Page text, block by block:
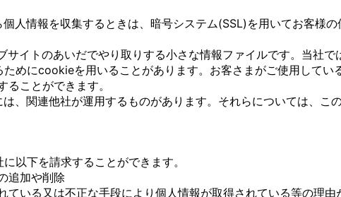
人情報を収集するときは、暗号システム(SSL)を用いてお客様
イトのあいだでやり取りする小さな情報ファイルです。当社で
めにcookieを用いることがあります。お客さまがご使用してい
ことができます。
、関連他社が運用するものがあります。それらについては、こ
以下を請求することができます。
追加や削除
いる又は不正な手段により個人情報が取得されている等の理由